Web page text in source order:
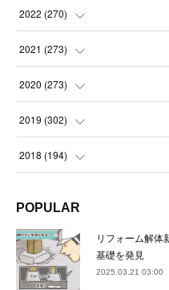
(21
(22
(23
(22
(24)
22)
(22)
(22
(23
(23
(21
(23 )
(24
(21
2022 (270)
(23
(23
(22
(23
(22 )
(23
(23
2021 (273)
(24
(23
(22
(23)
(23
2020 (273)
(24
(22
(22)
2019 (302)
(23
(22)
2018 (194)
(17)
POPULAR
リフォーム解体
基礎を発見
2025.03.21 03:00